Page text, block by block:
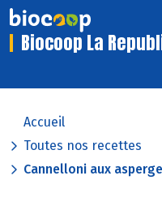
Biocoop La
Accueil
Toutes nos recettes
Cannelloni aux